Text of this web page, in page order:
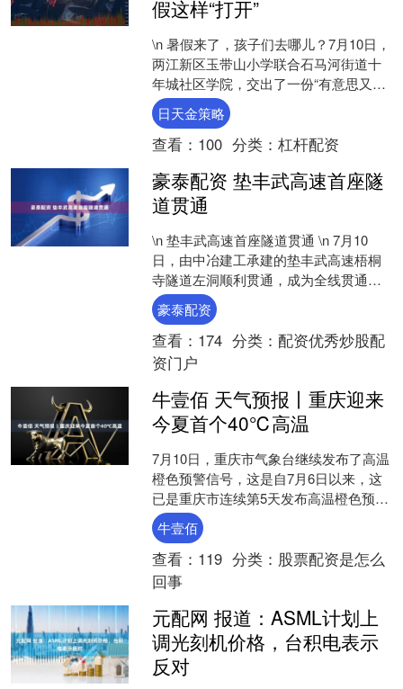
假这样“打开”
\n 暑假来了，孩子们去哪儿？7月10日，
两江新区玉带山小学联合石马河街道十
年城社区学院，交出了一份“有意思又有
意义”的答卷：在“兴趣两江”家校社共育
暑期公益课....
日天金策略
查看： 100 分类： 杠杆配资
豪泰配资 垫丰武高速首座隧
道贯通
\n 垫丰武高速首座隧道贯通 \n 7月10
日，由中冶建工承建的垫丰武高速梧桐
寺隧道左洞顺利贯通，成为全线贯通的
首座隧道，为项目按期建成通车奠定坚
实基础。按目前....
豪泰配资
查看： 174 分类： 配资优秀炒股配
资门户
牛壹佰 天气预报丨重庆迎来
今夏首个40℃高温
7月10日，重庆市气象台继续发布了高温
橙色预警信号，这是自7月6日以来，这
已是重庆市连续第5天发布高温橙色预警
信号。据统计，截至7月10日17时，北
碚、巫溪等2....
牛壹佰
查看： 119 分类： 股票配资是怎么
回事
元配网 报道：ASML计划上
调光刻机价格，台积电表示
反对